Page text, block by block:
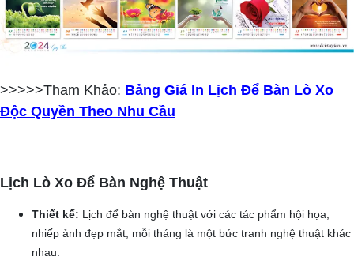
>>>>>Tham Khảo: Bảng Giá In Lịch Để Bàn Lò Xo
Độc Quyền Theo Nhu Cầu
Lịch Lò Xo Để Bàn Nghệ Thuật
Thiết kế: Lịch để bàn nghệ thuật với các tác phẩm hội họa,
nhiếp ảnh đẹp mắt, mỗi tháng là một bức tranh nghệ thuật khác
nhau.